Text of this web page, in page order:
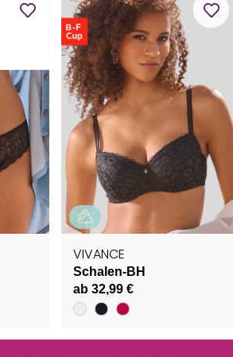
VIVANCE
Schalen-BH
ab 32,99 €